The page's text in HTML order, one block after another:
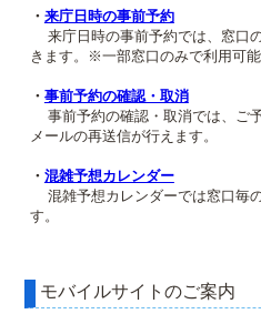
・ 来庁日時の事前予約
来庁日時の事前予約では、窓口
きます。※一部窓口のみで利用可能
・ 事前予約の確認・取消
事前予約の確認・取消では、ご
メールの再送信が行えます。
・ 混雑予想カレンダー
混雑予想カレンダーでは窓口毎
す。
モバイルサイトのご案内